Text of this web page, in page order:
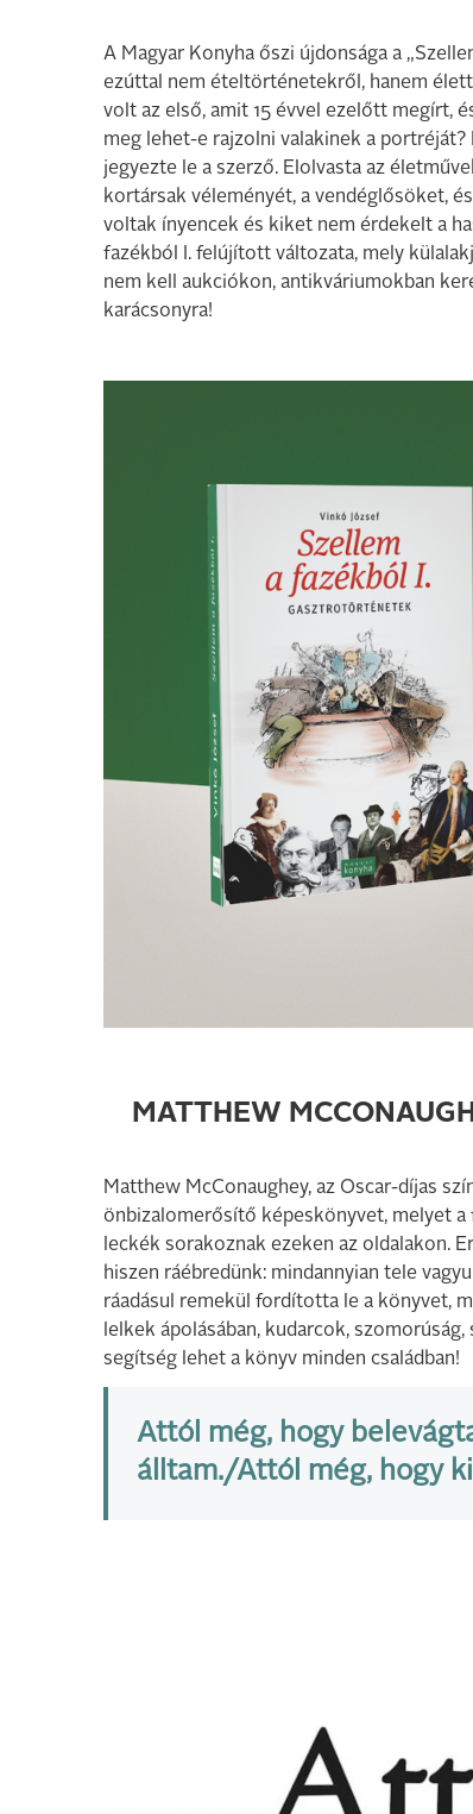
A Magyar Konyha őszi újdonsága a
ezúttal nem ételtörténetekről, hanem
volt az első, amit 15 évvel ezelőtt megírt,
meg lehet-e rajzolni valakinek a
jegyezte le a szerző. Elolvasta az
kortársak véleményét, a vendéglősöket,
voltak ínyencek és kiket nem érdekelt a
fazékból I. felújított változata, mely
nem kell aukciókon, antikváriumokban
karácsonyra!
MATTHEW
Matthew McConaughey, az Oscar-díjas
önbizalomerősítő képeskönyvet, melyet
leckék sorakoznak ezeken az oldalakon.
hiszen ráébredünk: mindannyian tele
ráadásul remekül fordította le a könyvet,
lelkek ápolásában, kudarcok,
segítség lehet a könyv minden családban!
Attól még, hogy
álltam./Attól még, hogy